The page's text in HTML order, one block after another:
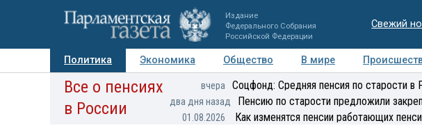
Издание
Федерального Собрания
Российской Федерации
Свежий
Политика Экономика Общество В мире
Авторы Персоны Мнения Регионы Медиацентр
Все о пенсиях
в России
вчера Соцфонд: Средняя пенсия по старости в
два дня назад Пенсию по старости предложили
01.08.2026 Как изменятся пенсии работающих